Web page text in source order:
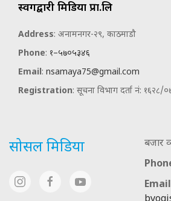
स्वर्गद्वारी मिडिया प्रा.लि
Address: अनामनगर-२९, काठमाडौ
Phone: १–५७०५३४६
Email: nsamaya75@gmail.com
Registration: सूचना विभाग दर्ता नं: १६२८/
सोसल मिडिया
बजार
Email